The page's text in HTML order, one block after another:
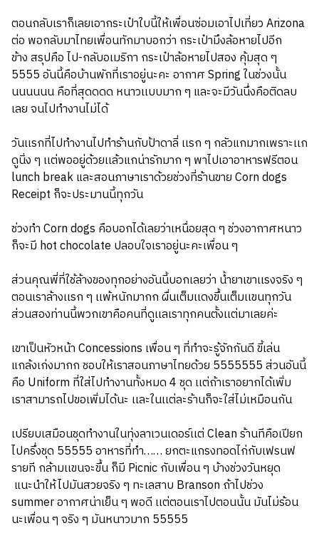
ตอนกลับเราก็เลยเอากระเป๋าใบนี้ให้เพื่อนซ่อมเอาไปเที่ยว Arizona
ต่อ พอกลับมาไทยเพื่อนทักมาบอกว่า กระเป๋ามึงล้อหายไปอีก
ข้างสรุปคือ ไป-กลับอเมริกา กระเป๋าล้อหายไปสอง คุ้มสุด ๆ
5555 อันนี้คือบ้านพักที่เราอยู่นะคะ อากาศ Spring ในช่วงนั้น
นนนนนน คือที่สุดดดด หนาวเเบบมาก ๆ และจะมีวันนึ่งคือติดลบ
เลย จนไปทำงานไม่ได้
วันเเรกที่ไปทำงานไปทำร้านกับป้าดาลี่ เเรก ๆ กลัวแกมากเพราะเเก
ดูนิ่ง ๆ เเต่พออยู่ด้วยเเล้วแกน่ารักมาก ๆ พาไปเอาอาหารฟรีตอน
lunch break และสอนภาษาเราด้วยช่วงที่ร้านขาย Corn dogs
Receipt ก็จะประมานนี้ทุกวัน
ช่วงทำ Corn dogs คือบอกได้เลยว่าเหนื่อยสุด ๆ ช่วงอากาศหนาว
ก็จะมี hot chocolate ปลอบใจเราอยู่นะคะเพื่อน ๆ
ส่วนคุณพี่ที่ใช้ล้างของทุกอย่างอันนี้บอกเลยว่า น้ำยาเขาเเรงจริง ๆ
ตอนเราล้างเเรก ๆ เเพ้หนักมากก ผื่นเต็มเเดงขึ้นเต็มเเขนทุกวัน
ส่วนสองท่านนี้พวกเขาคือคนที่ดูเเลเราทุกคนตั้งเเต่มาเลยค่ะ
เขาเป็นหัวหน้า Concessions เพื่อน ๆ ที่ทำจะรู้จักกันดี ขี้เล่น
แกล้งเก่งมากก ชอบให้เราสอนภาษาไทยด้วย 5555555 ส่วนอันนี้
คือ Uniform ที่ใส่ไปทำงานทั้งหมด 4 ชุด เเต่ถ้าเราอยากได้เพิ่ม
เราสามารถไปขอเพิ่มได้นะ เเละในเเต่ละร้านก็จะใส่ไม่เหมือนกัน
เปรียบเสมือนชุดทำงานในทุ่งลาเวนเดอร์เเต่ Clean ร้านทีคือเปียก
ไปครึ่งชุด 55555 อาหารที่ทำ…… ยกตะแกรงทอดไก่กับเฟรนฟ
รายที กล้ามเเขนจะขึ้น ก็มี Picnic กับเพื่อน ๆ บ้างช่วงวันหยุด
แนะนำให้ไปมันสวยจริง ๆ ทะเลสาบ Branson ถ้าไปช่วง
summer อากาศน่าเย็น ๆ พอดี เเต่ตอนเราไปตอนนั้น มันไม่ร้อน
นะเพื่อน ๆ จริง ๆ มันหนาวมาก 55555